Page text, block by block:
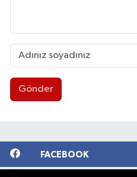
Gönder
FACEBOOK